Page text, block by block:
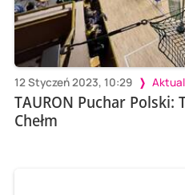
12 Styczeń 2023, 10:29
TAURON Puchar Polski:
Chełm